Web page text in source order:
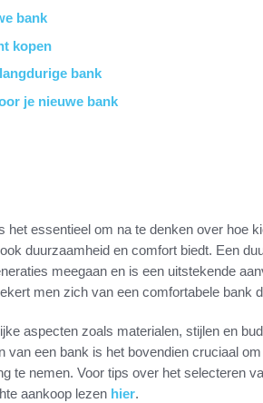
bank
kopen
bank
je nieuwe bank
het essentieel om na te denken over hoe
duurzaamheid en comfort biedt. Een
meegaan en is een uitstekende
men zich van een comfortabele bank
aspecten zoals materialen, stijlen en
van een bank is het bovendien cruciaal
te nemen. Voor tips over het selecteren
aankoop lezen hier.